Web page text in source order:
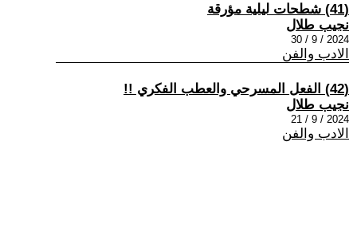
(41) شطحات ليلية مؤرقة
نجيب طلال
2024 / 9 / 30
الادب والفن
(42) الفعل المسرحي والعطب الفكري !!
نجيب طلال
2024 / 9 / 21
الادب والفن